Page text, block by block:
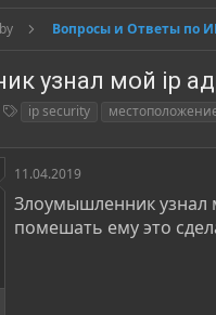
Вопросы и Ответы по
узнал мой ip
г
и
ip security
11.04.2019
Злоумышленник узнал
помешать ему это